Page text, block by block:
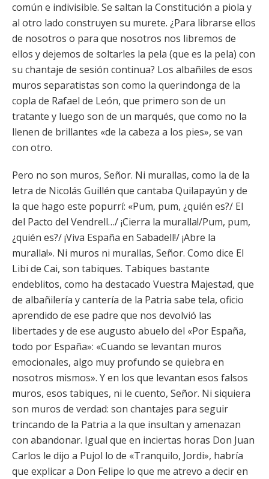
común e indivisible. Se saltan la Constitución a piola y
al otro lado construyen su murete. ¿Para librarse ellos
de nosotros o para que nosotros nos libremos de
ellos y dejemos de soltarles la pela (que es la pela) con
su chantaje de sesión continua? Los albañiles de esos
muros separatistas son como la querindonga de la
copla de Rafael de León, que primero son de un
tratante y luego son de un marqués, que como no la
llenen de brillantes «de la cabeza a los pies», se van
con otro.
Pero no son muros, Señor. Ni murallas, como la de la
letra de Nicolás Guillén que cantaba Quilapayún y de
la que hago este popurrí: «Pum, pum, ¿quién es?/ El
del Pacto del Vendrell…/ ¡Cierra la muralla!/Pum, pum,
¿quién es?/ ¡Viva España en Sabadell!/ ¡Abre la
muralla!». Ni muros ni murallas, Señor. Como dice El
Libi de Cai, son tabiques. Tabiques bastante
endeblitos, como ha destacado Vuestra Majestad, que
de albañilería y cantería de la Patria sabe tela, oficio
aprendido de ese padre que nos devolvió las
libertades y de ese augusto abuelo del «Por España,
todo por España»: «Cuando se levantan muros
emocionales, algo muy profundo se quiebra en
nosotros mismos». Y en los que levantan esos falsos
muros, esos tabiques, ni le cuento, Señor. Ni siquiera
son muros de verdad: son chantajes para seguir
trincando de la Patria a la que insultan y amenazan
con abandonar. Igual que en inciertas horas Don Juan
Carlos le dijo a Pujol lo de «Tranquilo, Jordi», habría
que explicar a Don Felipe lo que me atrevo a decir en